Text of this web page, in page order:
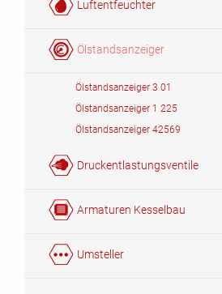
Luftentfeuchter
Ölstandsanzeiger
Ölstandsanzeiger 3 01
Ölstandsanzeiger 1 225
Ölstandsanzeiger 42569
Druckentlastungsventile
Armaturen Kesselbau
Umsteller